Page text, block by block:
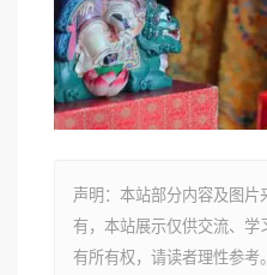
声明：本站部分内容及图
有，本站展示仅供交流、
有所有权，请读者理性参